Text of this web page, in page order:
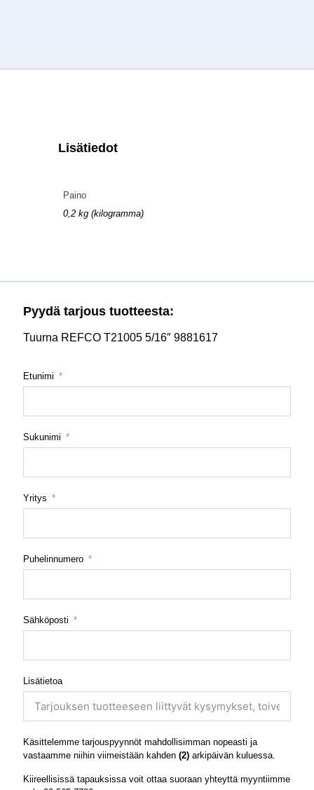
Lisätiedot
Paino
0,2 kg (kilogramma)
Pyydä tarjous tuotteesta:
Tuurna REFCO T21005 5/16″ 9881617
Etunimi
Sukunimi
Yritys
Puhelinnumero
Sähköposti
Lisätietoa
Käsittelemme tarjouspyynnöt mahdollisimman nopeasti ja
vastaamme niihin viimeistään kahden (2) arkipäivän kuluessa.
Kiireellisissä tapauksissa voit ottaa suoraan yhteyttä myyntiimme